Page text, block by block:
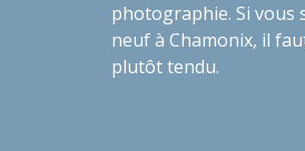
photographie. Si vous
neuf à Chamonix, il
plutôt tendu.